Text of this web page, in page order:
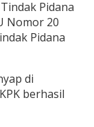
Pidana
Nomor 20
Pidana
di
berhasil